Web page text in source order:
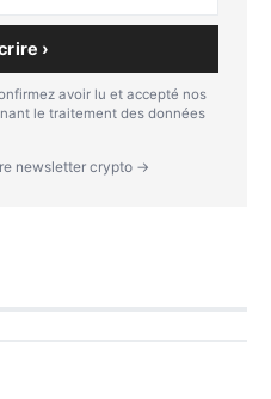
›
avoir lu et accepté nos
le traitement des données
newsletter crypto →